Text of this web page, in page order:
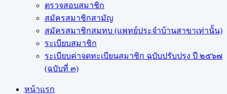
ตรวจสอบสมาชิก
สมัครสมาชิกสามัญ
สมัครสมาชิกสมทบ (แพทย์ประจำบ้านสาขาเท่านั้น)
ระเบียบสมาชิก
ระเบียบค่าจดทะเบียนสมาชิก ฉบับปรับปรุง ปี ๒๕๖๗
(ฉบับที่ ๓)
หน้าแรก